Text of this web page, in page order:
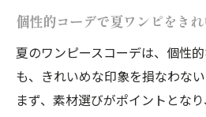
個性的コーデで夏ワンピをき
夏のワンピースコーデは、個性
も、きれいめな印象を損なわない
まず、素材選びがポイントとな